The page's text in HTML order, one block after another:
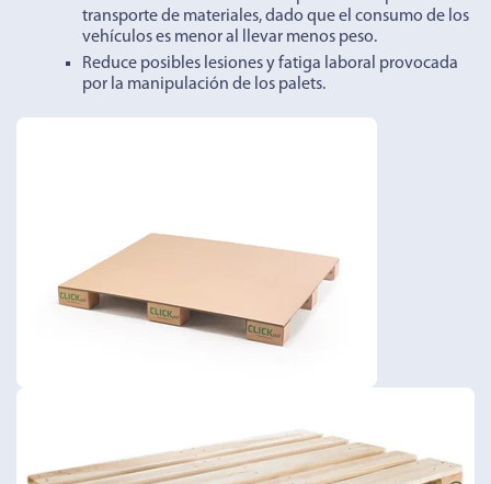
transporte de materiales, dado que el consumo de los
vehículos es menor al llevar menos peso.
Reduce posibles lesiones y fatiga laboral provocada
por la manipulación de los palets.